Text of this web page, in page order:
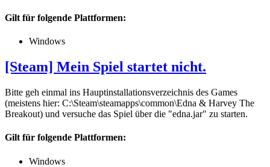
Gilt für folgende Plattformen:
Windows
[Steam] Mein Spiel startet nicht.
Bitte geh einmal ins Hauptinstallationsverzeichnis des Games
(meistens hier: C:\Steam\steamapps\common\Edna & Harvey The
Breakout) und versuche das Spiel über die "edna.jar" zu starten.
Gilt für folgende Plattformen:
Windows